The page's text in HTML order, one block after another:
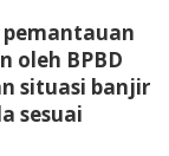
pemantauan
oleh BPBD
situasi banjir
sesuai